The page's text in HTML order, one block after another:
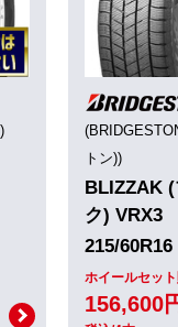
トン))
BLIZZAK (
ク) VRX3
215/60R16
ホイールセッ
156,600